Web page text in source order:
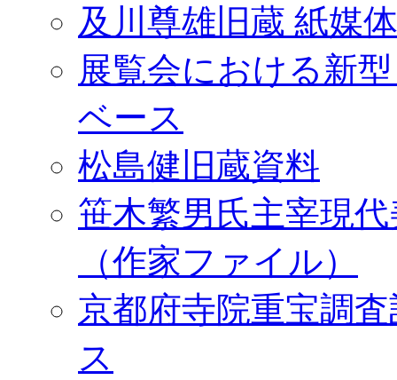
及川尊雄旧蔵 紙媒
展覧会における新
ベース
松島健旧蔵資料
笹木繁男氏主宰現
（作家ファイル）
京都府寺院重宝調
ス